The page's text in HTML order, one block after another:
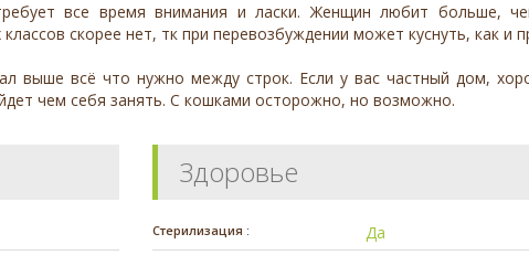
все время внимания и ласки. Женщин любит больше,
скорее нет, тк при перевозбуждении может куснуть, как и
выше всё что нужно между строк. Если у вас частный дом,
чем себя занять. С кошками осторожно, но возможно.
Здоровье
Стерилизация : Да